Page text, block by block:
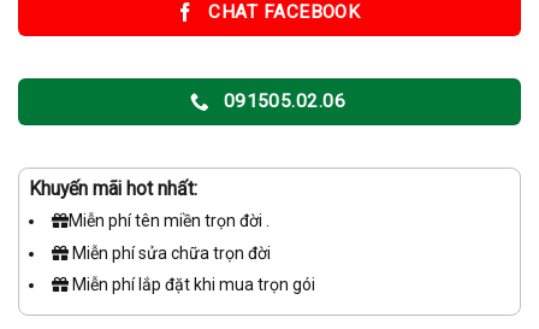
CHAT FACEBOOK
091505.02.06
Khuyến mãi hot nhất:
Miễn phí tên miền trọn đời .
Miễn phí sửa chữa trọn đời
Miễn phí lắp đặt khi mua trọn gói